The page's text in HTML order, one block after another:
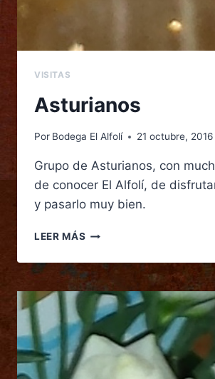
VISITAS
Asturianos
Por Bodega El Alfolí 21 octubre, 2016
Grupo de Asturianos, con
de conocer El Alfolí, de
y pasarlo muy bien.
LEER MÁS